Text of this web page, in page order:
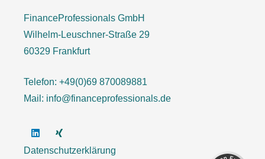
FinanceProfessionals GmbH
Wilhelm-Leuschner-Straße 29
60329 Frankfurt
Telefon: +49(0)69 870089881
Mail: info@financeprofessionals.de
Datenschutzerklärung
FinanceProfessionals